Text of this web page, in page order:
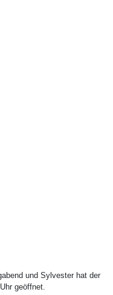
und Sylvester hat der
geöffnet.